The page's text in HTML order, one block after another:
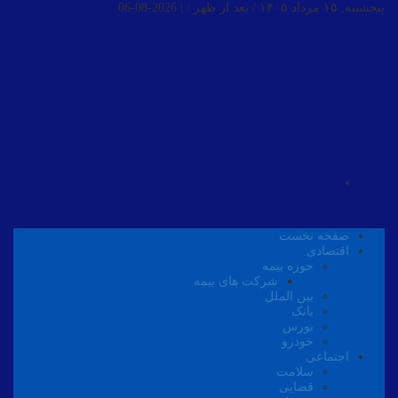
پنجشنبه, ۱۵ مرداد ۱۴۰۵ / بعد از ظهر / 2026-08-06
صفحه نخست
اقتصادی
حوزه بیمه
شرکت های بیمه
بین الملل
بانک
بورس
خودرو
اجتماعی
سلامت
قضایی